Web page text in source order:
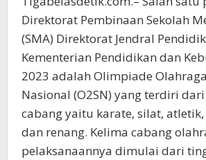
Direktorat Pembinaan Sekolah
(SMA) Direktorat Jendral
Kementerian Pendidikan dan
2023 adalah Olimpiade
Nasional (O2SN) yang terdiri
cabang yaitu karate, silat,
dan renang. Kelima cabang
pelaksanaannya dimulai dari